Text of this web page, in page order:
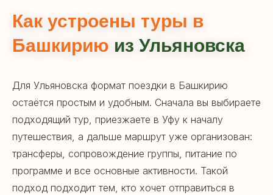
Как устроены туры в
Башкирию из Ульяновска
Для Ульяновска формат поездки в Башкирию
остаётся простым и удобным. Сначала вы выбираете
подходящий тур, приезжаете в Уфу к началу
путешествия, а дальше маршрут уже организован:
трансферы, сопровождение группы, питание по
программе и все основные активности. Такой
подход подходит тем, кто хочет отправиться в
Мы в социальных сетях
Горящие туры